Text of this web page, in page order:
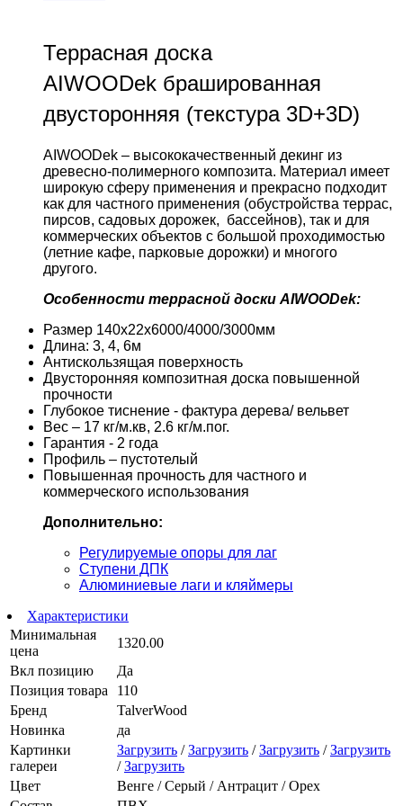
Террасная доска
AIWOODek брашированная
двусторонняя (текстура 3D+3D)
AIWOODek – высококачественный декинг из
древесно-полимерного композита. Материал имеет
широкую сферу применения и прекрасно подходит
как для частного применения (обустройства террас,
пирсов, садовых дорожек, бассейнов), так и для
коммерческих объектов с большой проходимостью
(летние кафе, парковые дорожки) и многого
другого.
Особенности террасной доски AIWOODek:
Размер 140х22х6000/4000/3000мм
Длина: 3, 4, 6м
Антискользящая поверхность
Двусторонняя композитная доска повышенной
прочности
Глубокое тиснение - фактура дерева/ вельвет
Вес – 17 кг/м.кв, 2.6 кг/м.пог.
Гарантия - 2 года
Профиль – пустотелый
Повышенная прочность для частного и
коммерческого использования
Дополнительно:
Регулируемые опоры для лаг
Ступени ДПК
Алюминиевые лаги и кляймеры
Характеристики
Минимальная
цена
1320.00
Вкл позицию
Да
Позиция товара
110
Бренд
TalverWood
Новинка
да
Картинки
галереи
Загрузить /Загрузить /Загрузить /Загрузить
/Загрузить
Цвет
Венге / Cерый / Антрацит / Орех